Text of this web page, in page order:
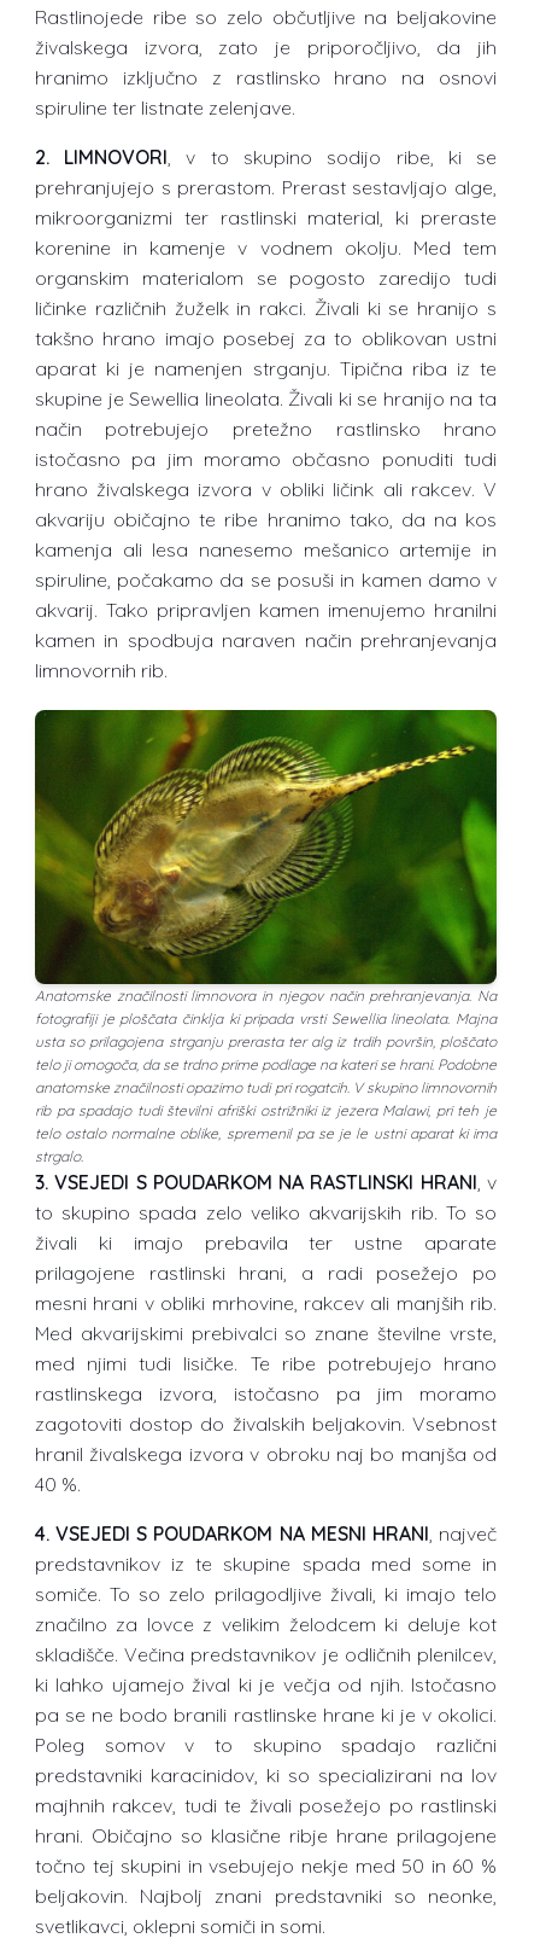
Rastlinojede ribe so zelo občutljive na beljakovine
živalskega izvora, zato je priporočljivo, da jih
hranimo izključno z rastlinsko hrano na osnovi
spiruline ter listnate zelenjave.
2. LIMNOVORI , v to skupino sodijo ribe, ki se
prehranjujejo s prerastom. Prerast sestavljajo alge,
mikroorganizmi ter rastlinski material, ki preraste
korenine in kamenje v vodnem okolju. Med tem
organskim materialom se pogosto zaredijo tudi
ličinke različnih žuželk in rakci. Živali ki se hranijo s
takšno hrano imajo posebej za to oblikovan ustni
aparat ki je namenjen strganju. Tipična riba iz te
skupine je Sewellia lineolata. Živali ki se hranijo na ta
način potrebujejo pretežno rastlinsko hrano
istočasno pa jim moramo občasno ponuditi tudi
hrano živalskega izvora v obliki ličink ali rakcev. V
akvariju običajno te ribe hranimo tako, da na kos
kamenja ali lesa nanesemo mešanico artemije in
spiruline, počakamo da se posuši in kamen damo v
akvarij. Tako pripravljen kamen imenujemo hranilni
kamen in spodbuja naraven način prehranjevanja
limnovornih rib.
Anatomske značilnosti limnovora in njegov način prehranjevanja. Na
fotografiji je ploščata činklja ki pripada vrsti Sewellia lineolata. Majna
usta so prilagojena strganju prerasta ter alg iz trdih površin, ploščato
telo ji omogoča, da se trdno prime podlage na kateri se hrani. Podobne
anatomske značilnosti opazimo tudi pri rogatcih. V skupino limnovornih
rib pa spadajo tudi številni afriški ostrižniki iz jezera Malawi, pri teh je
telo ostalo normalne oblike, spremenil pa se je le ustni aparat ki ima
strgalo.
3. VSEJEDI S POUDARKOM NA RASTLINSKI HRANI, v
to skupino spada zelo veliko akvarijskih rib. To so
živali ki imajo prebavila ter ustne aparate
prilagojene rastlinski hrani, a radi posežejo po
mesni hrani v obliki mrhovine, rakcev ali manjših rib.
Med akvarijskimi prebivalci so znane številne vrste,
med njimi tudi lisičke. Te ribe potrebujejo hrano
rastlinskega izvora, istočasno pa jim moramo
zagotoviti dostop do živalskih beljakovin. Vsebnost
hranil živalskega izvora v obroku naj bo manjša od
40 %.
4. VSEJEDI S POUDARKOM NA MESNI HRANI, največ
predstavnikov iz te skupine spada med some in
somiče. To so zelo prilagodljive živali, ki imajo telo
značilno za lovce z velikim želodcem ki deluje kot
skladišče. Večina predstavnikov je odličnih plenilcev,
ki lahko ujamejo žival ki je večja od njih. Istočasno
pa se ne bodo branili rastlinske hrane ki je v okolici.
Poleg somov v to skupino spadajo različni
predstavniki karacinidov, ki so specializirani na lov
majhnih rakcev, tudi te živali posežejo po rastlinski
hrani. Običajno so klasične ribje hrane prilagojene
točno tej skupini in vsebujejo nekje med 50 in 60 %
beljakovin. Najbolj znani predstavniki so neonke,
svetlikavci, oklepni somiči in somi.